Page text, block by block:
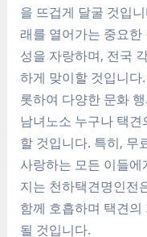
을 뜨겁게 달굴 것입
래를 열어가는 중요
성을 자랑하며, 전국
하게 맞이할 것입니
롯하여 다양한 문화
남녀노소 누구나 택
할 것입니다. 특히, 무
사랑하는 모든 이들
지는 천하택견명인전
함께 호흡하며 택견
될 것입니다.